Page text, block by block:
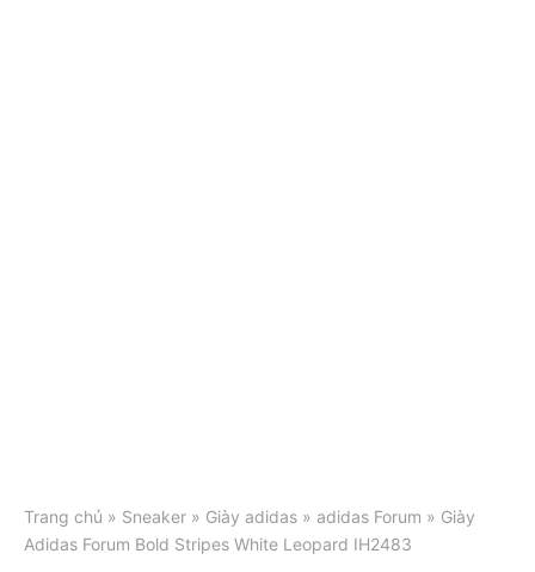
Trang chủ » Sneaker » Giày adidas » adidas Forum » Giày
Adidas Forum Bold Stripes White Leopard IH2483